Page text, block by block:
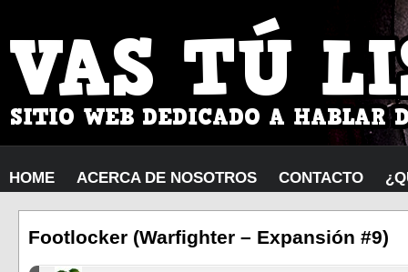
HOME ACERCA DE NOSOTROS CONTACTO
Footlocker (Warfighter – Expansión #9)